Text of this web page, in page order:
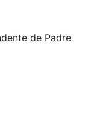
de Padre